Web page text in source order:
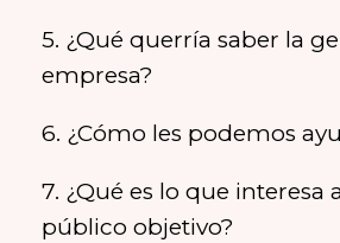
5. ¿Qué querría saber la
empresa?
6. ¿Cómo les podemos
7. ¿Qué es lo que interesa
público objetivo?